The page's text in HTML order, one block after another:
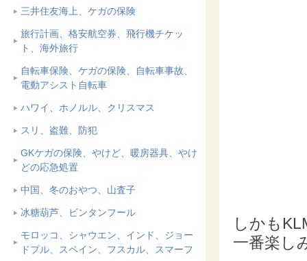
三井住友海上、ケガの保険
旅行計画、格安航空券、飛行機チケッ
ト、海外旅行
自転車保険、ケガの保険、自転車事故、
電動アシスト自転車
ハワイ、ホノルル、クリスマス
スリ、盗難、防犯
GKケガの保険、やけど、暖房器具、やけ
どの応急処置
中国、冬のおやつ、山査子
冰糖葫芦、ビンタンフール
モロッコ、シャウエン、インド、ジョー
ドプル、スペイン、フスカル、スマーフ
しかも
一番楽し